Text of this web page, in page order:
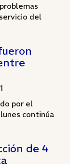
del
por el
continúa
de 4